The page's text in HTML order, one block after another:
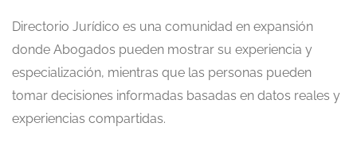
Directorio Jurídico es una comunidad en expansión
donde Abogados pueden mostrar su experiencia y
especialización, mientras que las personas pueden
tomar decisiones informadas basadas en datos reales y
experiencias compartidas.